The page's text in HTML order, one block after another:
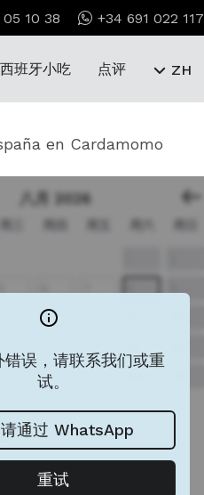
10 38 +34 691 022 117
班牙小吃 点评 ZH
en Cardamomo